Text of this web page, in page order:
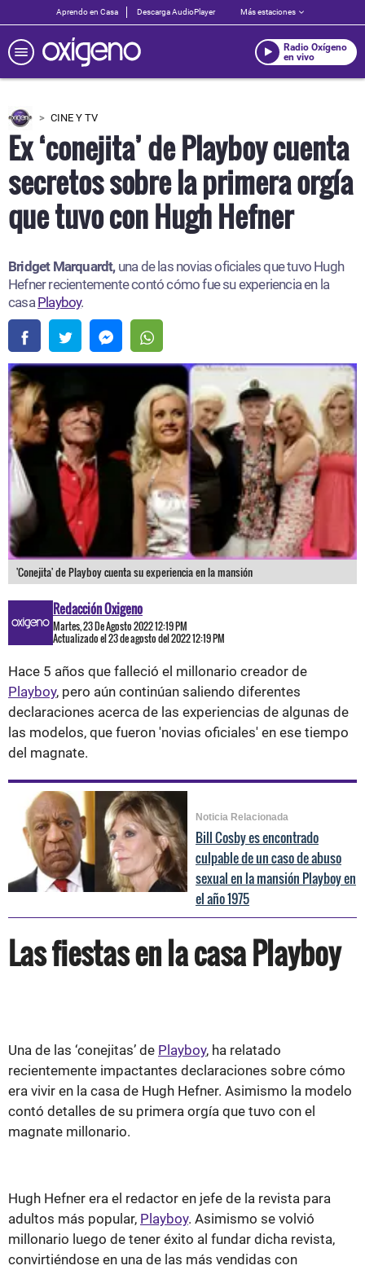
Aprendo en Casa Descarga AudioPlayer Más estaciones
Radio Oxígeno
en vivo
CINE Y TV
Ex ‘conejita’ de Playboy cuenta
secretos sobre la primera orgía
que tuvo con Hugh Hefner
Bridget Marquardt,una de las novias oficiales que tuvo Hugh
Hefner recientemente contó cómo fue su experiencia en la
casaPlayboy.
'Conejita' de Playboy cuenta su experiencia en la mansión
Redacción Oxigeno
Martes, 23 De Agosto 2022 12:19 PM
Actualizado el 23 de agosto del 2022 12:19 PM
Hace 5 años que falleció el millonario creador de
Playboy, pero aún continúan saliendo diferentes
declaraciones acerca de las experiencias de algunas de
las modelos, que fueron 'novias oficiales' en ese tiempo
del magnate.
Noticia Relacionada
Bill Cosby es encontrado
culpable de un caso de abuso
sexual en la mansión Playboy en
el año 1975
Las fiestas en la casa Playboy
Una de las ‘conejitas’ de Playboy, ha relatado
recientemente impactantes declaraciones sobre cómo
era vivir en la casa de Hugh Hefner. Asimismo la modelo
contó detalles de su primera orgía que tuvo con el
magnate millonario.
Hugh Hefner era el redactor en jefe de la revista para
adultos más popular, Playboy. Asimismo se volvió
millonario luego de tener éxito al fundar dicha revista,
convirtiéndose en una de las más vendidas con